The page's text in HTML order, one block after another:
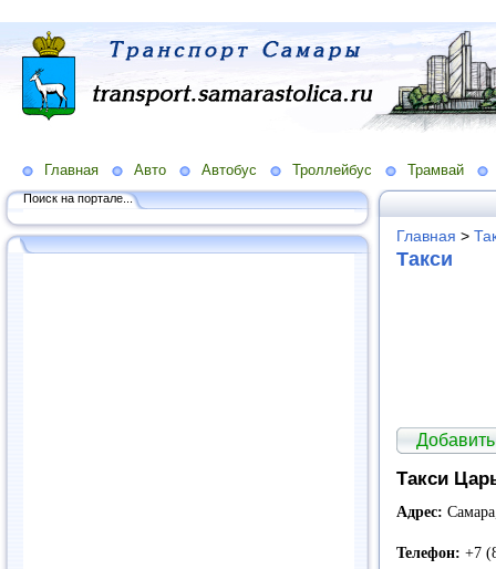
Главная Авто Автобус Троллейбус Трамвай
Поиск на портале...
Главная >
Такси
Добавить
Такси
Адрес:
Телефон: +7